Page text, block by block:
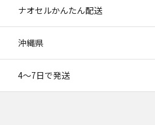
ナオセルかんたん配送
沖縄県
4〜7日で発送